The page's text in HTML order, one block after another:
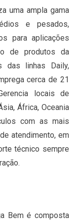
uma ampla gama
e pesados,
para aplicações
de produtos da
das linhas Daily,
cerca de 21
locais de
África, Oceania
com as mais
atendimento, em
técnico sempre
Bem é composta